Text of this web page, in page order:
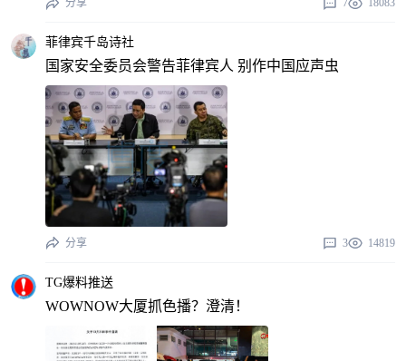
分享 7 18083
菲律宾千岛诗社
国家安全委员会警告菲律宾人 别作中国应声虫
分享 3 14819
TG爆料推送
WOWNOW大厦抓色播？澄清！